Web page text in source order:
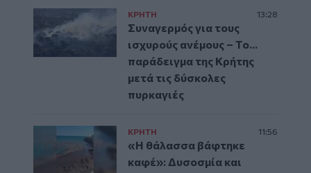
ΚΡΗΤΗ 13:28
Συναγερμός για τους
ισχυρούς ανέμους – Το...
παράδειγμα της Κρήτης
μετά τις δύσκολες
πυρκαγιές
ΚΡΗΤΗ 11:56
«Η θάλασσα βάφτηκε
καφέ»: Δυσοσμία και